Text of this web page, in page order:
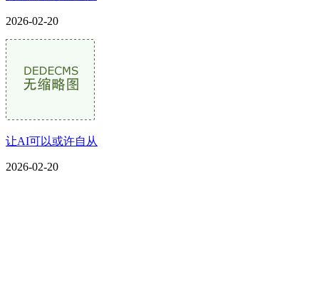
2026-02-20
让AI可以或许自从
2026-02-20